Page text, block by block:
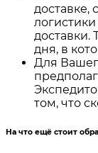
доставке,
доставки.
дня, в
Для
том, что
На что ещё стоит